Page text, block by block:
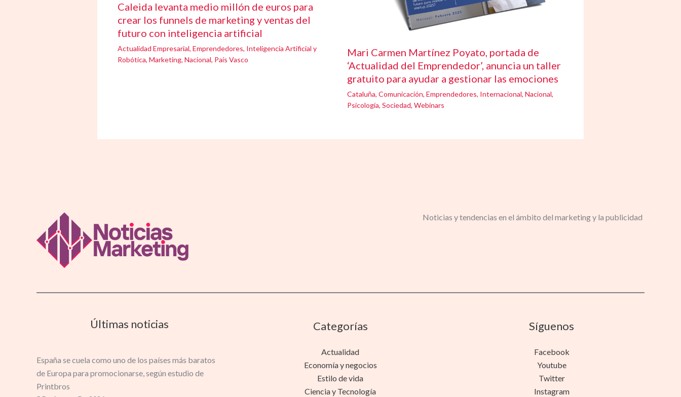
Caleida levanta medio millón de euros para
crear los funnels de marketing y ventas del
futuro con inteligencia artificial
Actualidad Empresarial, Emprendedores, Inteligencia Artificial y
Robótica, Marketing, Nacional, País Vasco
Mari Carmen Martínez Poyato, portada de
‘Actualidad del Emprendedor’, anuncia un taller
gratuito para ayudar a gestionar las emociones
Cataluña, Comunicación, Emprendedores, Internacional, Nacional,
Psicología, Sociedad, Webinars
Noticias y tendencias en el ámbito del marketing y la publicidad
Últimas noticias
España se cuela como uno de los países más baratos
de Europa para promocionarse, según estudio de
Printbros
Categorías
Actualidad
Economía y negocios
Estilo de vida
Ciencia y Tecnología
Síguenos
Facebook
Youtube
Twitter
Instagram